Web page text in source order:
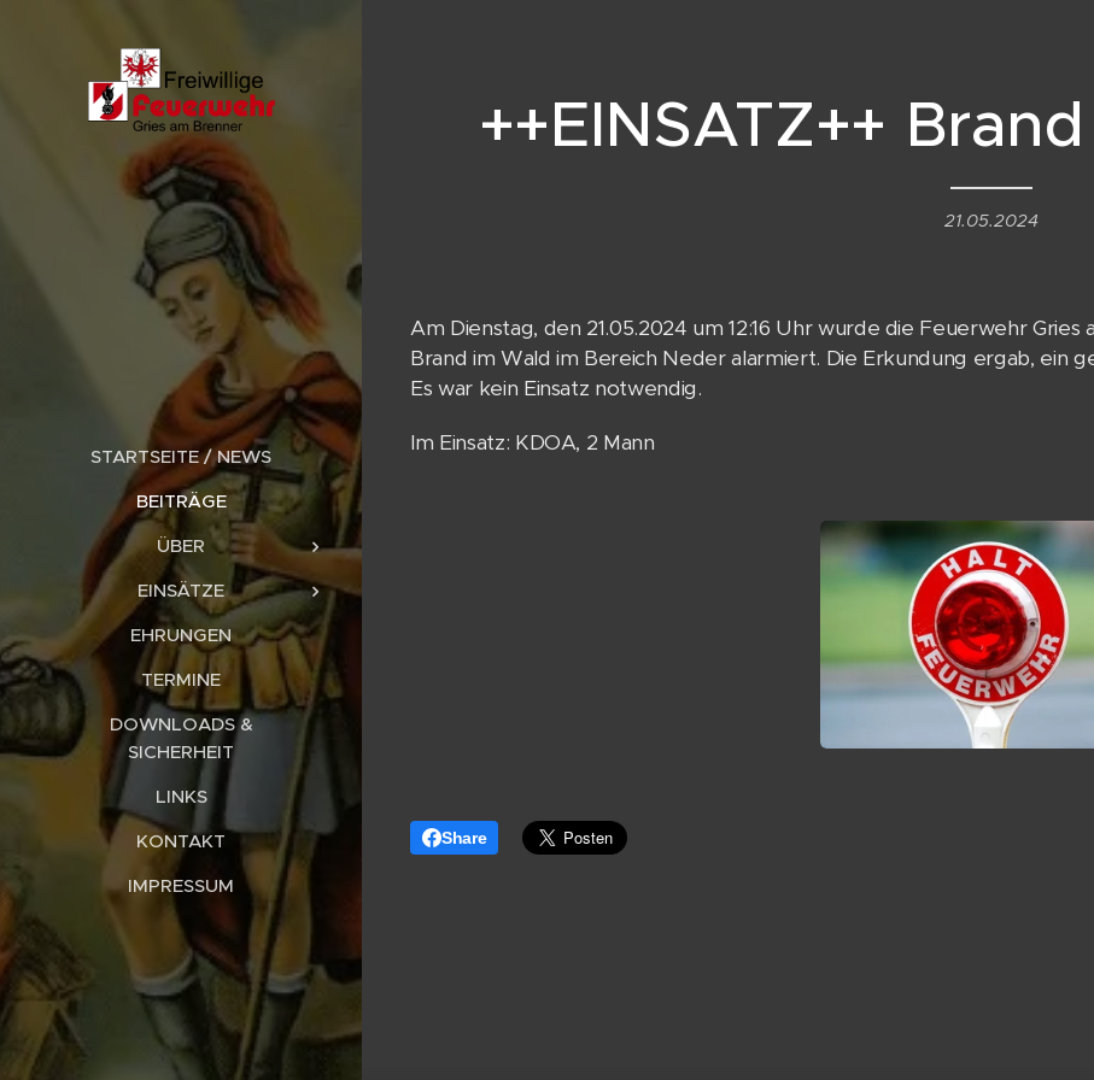
STARTSEITE / NEWS
BEITRÄGE
ÜBER
EINSÄTZE
EHRUNGEN
TERMINE
DOWNLOADS &
SICHERHEIT
LINKS
KONTAKT
IMPRESSUM
++EINSATZ++
21.05.2024
Am Dienstag, den 21.05.2024 um 12:16 Uhr wurde die Feuerwehr
Brand im Wald im Bereich Neder alarmiert. Die Erkundung ergab, ein
Es war kein Einsatz notwendig.
Im Einsatz: KDOA, 2 Mann
Share